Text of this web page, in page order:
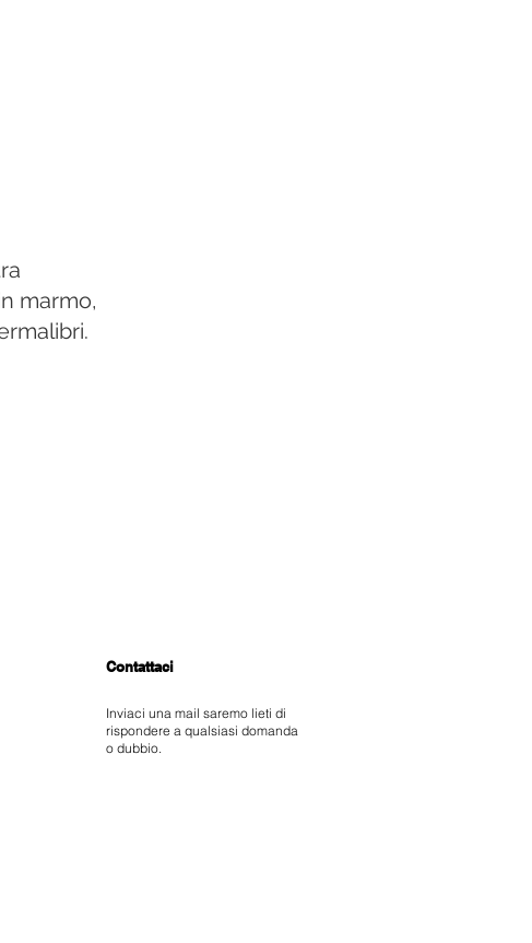
marmo,
Contattaci
Inviaci una mail saremo lieti di
rispondere a qualsiasi domanda
o dubbio.